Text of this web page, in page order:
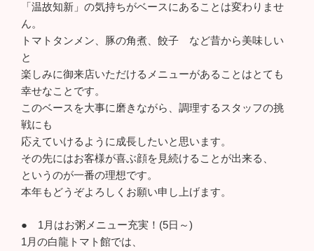
「温故知新」の気持ちがベースにあることは変わりませ
ん。
トマトタンメン、豚の角煮、餃子 など昔から美味しい
と
楽しみに御来店いただけるメニューがあることはとても
幸せなことです。
このベースを大事に磨きながら、調理するスタッフの挑
戦にも
応えていけるように成長したいと思います。
その先にはお客様が喜ぶ顔を見続けることが出来る、
というのが一番の理想です。
本年もどうぞよろしくお願い申し上げます。
● 1月はお粥メニュー充実！(5日～)
1月の白龍トマト館では、